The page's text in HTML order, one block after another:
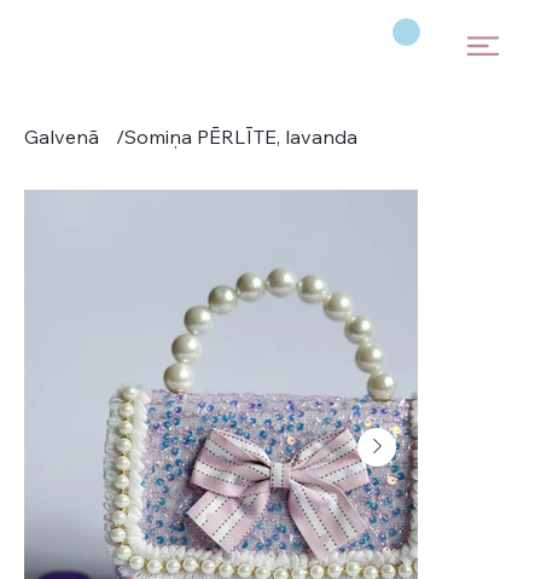
Galvenā /Somiņa PĒRLĪTE, lavanda